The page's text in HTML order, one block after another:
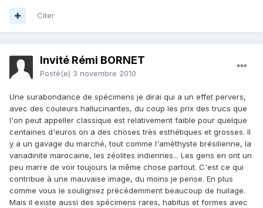
Citer
Invité Rémi BORNET
Posté(e) 3 novembre 2010
Une surabondance de spécimens je dirai qui a un effet pervers,
avec des couleurs hallucinantes, du coup les prix des trucs que
l'on peut appeller classique est relativement faible pour quelque
centaines d'euros on a des choses très esthétiques et grosses. Il
y a un gavage du marché, tout comme l'améthyste brésilienne, la
vanadinite marocaine, les zéolites indiennes... Les gens en ont un
peu marre de voir toujours la même chose partout. C'est ce qui
contribue à une mauvaise image, du moins je pense. En plus
comme vous le souligniez précédemment beaucoup de huilage.
Mais il existe aussi des spécimens rares, habitus et formes avec